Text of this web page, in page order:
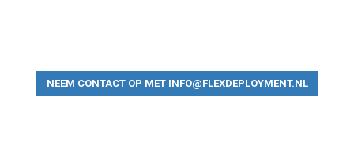
NEEM CONTACT OP MET INFO@FLEXDEPLOYMENT.NL